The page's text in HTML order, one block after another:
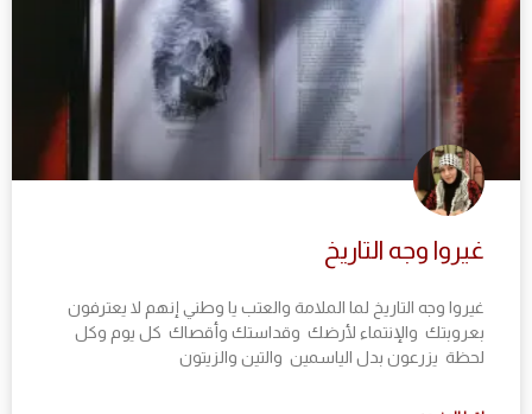
غيروا وجه التاريخ
غيروا وجه التاريخ لما الملامة والعتب يا وطني إنهم لا يعترفون
بعروبتك والإنتماء لأرضك وقداستك وأقصاك كل يوم وكل
لحظة يزرعون بدل الياسمين والتين والزيتون